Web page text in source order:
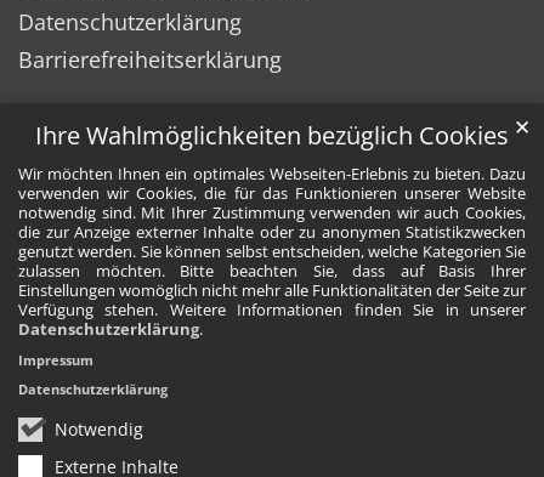
Ihre Wahlmöglichkeiten bezüglich Cookies
Wir möchten Ihnen ein optimales Webseiten-Erlebnis zu bieten. Dazu
verwenden wir Cookies, die für das Funktionieren unserer Website
notwendig sind. Mit Ihrer Zustimmung verwenden wir auch Cookies,
die zur Anzeige externer Inhalte oder zu anonymen Statistikzwecken
genutzt werden. Sie können selbst entscheiden, welche Kategorien Sie
zulassen möchten. Bitte beachten Sie, dass auf Basis Ihrer
Einstellungen womöglich nicht mehr alle Funktionalitäten der Seite zur
Verfügung stehen. Weitere Informationen finden Sie in unserer
Datenschutzerklärung.
Notwendig
Externe Inhalte
✕
Impressum
Datenschutzerklärung
Datenschutzerklärung
Barrierefreiheitserklärung